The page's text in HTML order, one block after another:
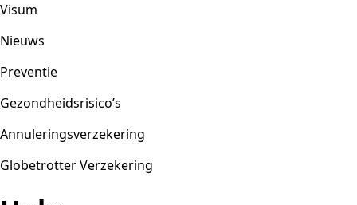
Visum
Nieuws
Preventie
Gezondheidsrisico’s
Annuleringsverzekering
Globetrotter Verzekering